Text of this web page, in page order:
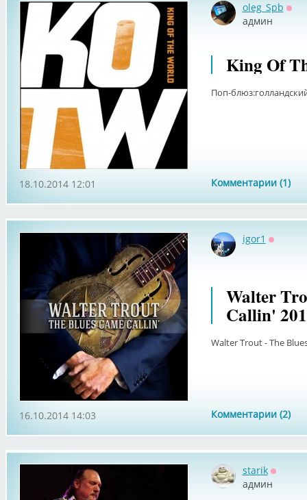
oleg_Spb
админ
King Of
Поп-
Комментарии (1)
18.10.2014 12:01
igor1
Walter
Callin'
Walter Trout - The
Комментарии (2)
16.10.2014 14:03
starik
админ